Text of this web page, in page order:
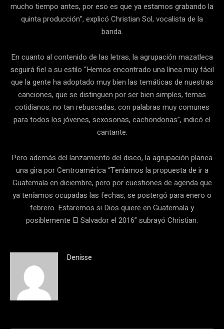
mucho tiempo antes, por eso es que ya estamos grabando la
quinta producción”, explicó Christian Sol, vocalista de la
banda.
En cuanto al contenido de las letras, la agrupación mazatleca
seguirá fiel a su estilo “Hemos encontrado una línea muy fácil
que la gente ha adoptado muy bien las temáticas de nuestras
canciones, que se distinguen por ser bien simples, temas
cotidianos, no tan rebuscadas, con palabras muy comunes
para todos los jóvenes, sexosonas, cachondonas”, indicó el
cantante.
Pero además del lanzamiento del disco, la agrupación planea
una gira por Centroamérica “Teníamos la propuesta de ir a
Guatemala en diciembre, pero por cuestiones de agenda que
ya teníamos ocupadas las fechas, se postergó para enero o
febrero. Estaremos si Dios quiere en Guatemala y
posiblemente El Salvador el 2016” subrayó Christian.
Denisse